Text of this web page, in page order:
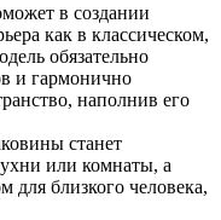
в создании
как в классическом,
обязательно
и гармонично
наполнив его
станет
или комнаты, а
для близкого человека,